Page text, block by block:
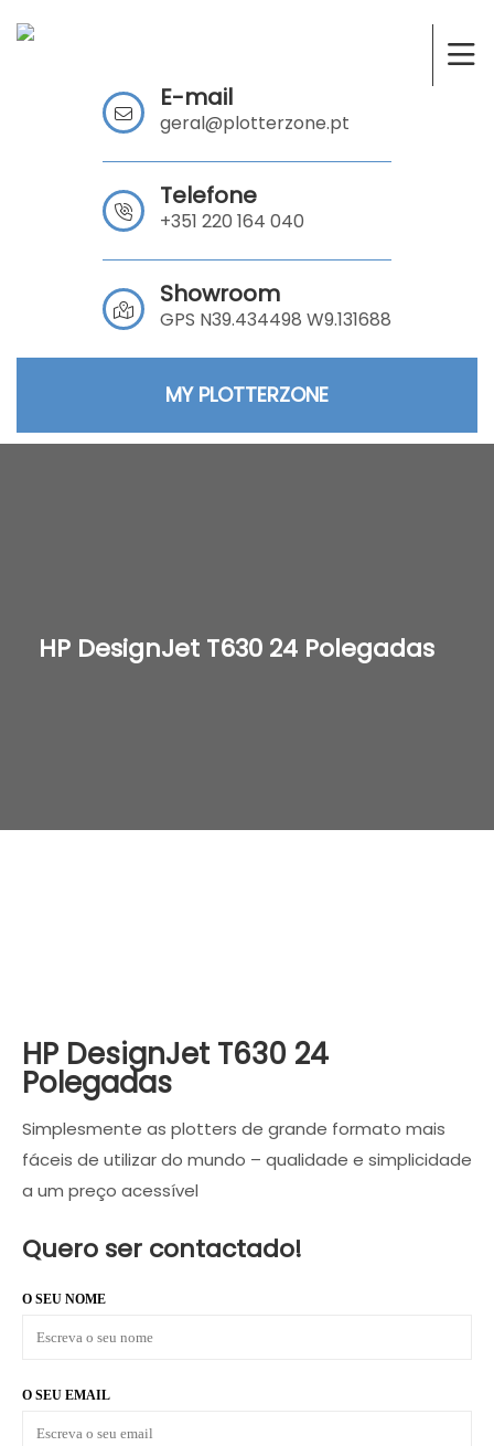
E-mail
geral@plotterzone.pt
Telefone
+351 220 164 040
Showroom
GPS N39.434498 W9.131688
MY PLOTTERZONE
HP DesignJet T630 24 Polegadas
HP DesignJet T630 24
Polegadas
Simplesmente as plotters de grande formato mais
fáceis de utilizar do mundo – qualidade e simplicidade
a um preço acessível
Quero ser contactado!
O SEU NOME
O SEU EMAIL